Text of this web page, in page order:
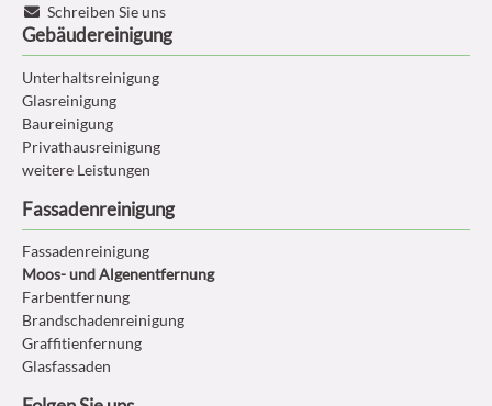
Schreiben Sie uns
Gebäudereinigung
Unterhaltsreinigung
Glasreinigung
Baureinigung
Privathausreinigung
weitere Leistungen
Fassadenreinigung
Fassadenreinigung
Moos- und Algenentfernung
Farbentfernung
Brandschadenreinigung
Graffitienfernung
Glasfassaden